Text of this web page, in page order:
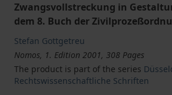
Zwangsvollstreckung in
dem 8. Buch der
Stefan Gottgetreu
Nomos, 1. Edition 2001, 308 Pages
The product is part of the series
Rechtswissenschaftliche Schriften